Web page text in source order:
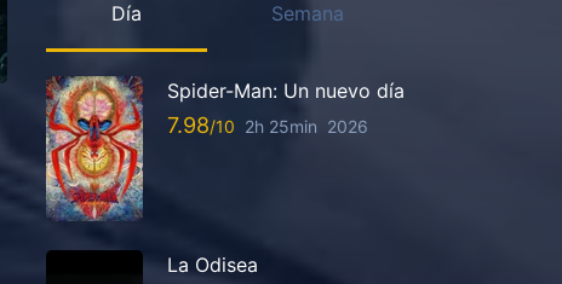
Día Semana
Spider-Man: Un nuevo día
7.98 2h 25min 2026
La Odisea